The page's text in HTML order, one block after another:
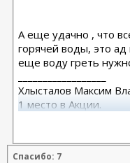
А еще удачно , что
горячей воды, это ад
еще воду греть
Хлысталов Максим
1 место в Акции.
Спасибо: 7